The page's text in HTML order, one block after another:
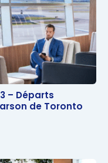
– Départs
de Toronto
– Départs
de Toronto